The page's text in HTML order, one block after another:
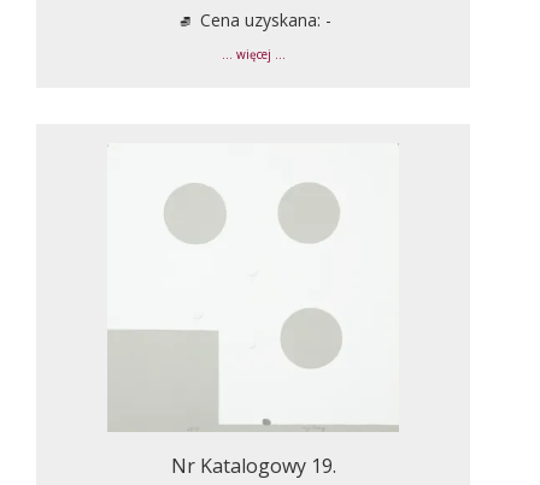
Cena uzyskana: -
... więcej ...
Nr Katalogowy 19.